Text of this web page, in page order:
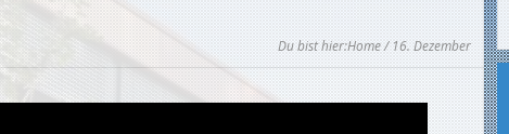
Du bist hier:Home/ 16. Dezember